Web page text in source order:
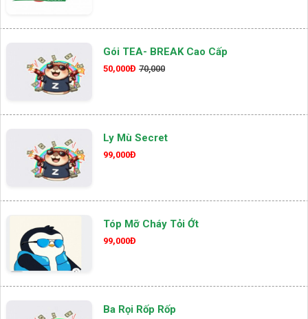
Gói TEA- BREAK Cao Cấp
50,000Đ 70,000
Ly Mù Secret
99,000Đ
Tóp Mỡ Cháy Tỏi Ớt
99,000Đ
Ba Rọi Rốp Rốp